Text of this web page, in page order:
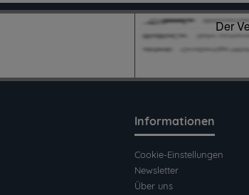
Informationen
Cookie-Einstellungen
Newsletter
Über uns